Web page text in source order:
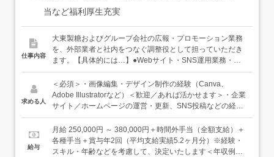
当など福利厚生充実
仕事内容
大東製糖およびグループ会社の広報・プロモーション業務
を、外部業者と社内をつなぐ調整役として担っていただき
ます。【具体的には…】●Webサイト・SNS運用業務・外
部の協力会社との打ち合わせ・社内から協力会社への依頼
事項の伝達・進捗確認・SNS投稿作業●デザインディレク
ション業務・パッケージやプロモーションツールを外部デ
ザイナーと協力し制作●制作業務・SNS用画像や営業提案
ページの簡単な修正・写真・画像素材のデータ整理・保管
管理●メディアの取材依頼対応・掲載内容の調整や発信内
容の管理★その他、イベントの際は準備や設営など運営補
求める人
＜必須＞・画像編集・デザイン制作の経験（Canva、
Adobe Illustratorなど）＜歓迎／あれば活かせます＞・企業
サイト／ホームページの運営・更新、SNS投稿などの経験
（協力会社に対するディレクション経験でもOKです）・企
業の広報としての実務経験※上記は歓迎条件であり、必須
ではありません。応募にあたり、広報・PRの経験は不問な
ので「チャレンジしてみたい」と感じていただけた方は、
給与
月給 250,000円 ～ 380,000円＋時間外手当（全額支給）＋
各種手当＋賞与年2回（平均支給実績5.2ヶ月分）※経験・
スキル・年齢などを考慮して、決定いたします＜年収例＞